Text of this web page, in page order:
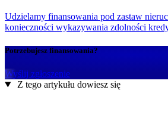
Udzielamy finansowania pod zastaw
konieczności wykazywania zdolności
Potrzebujesz finansowania?
Wyślij zgłoszenie
Z tego artykułu dowiesz się